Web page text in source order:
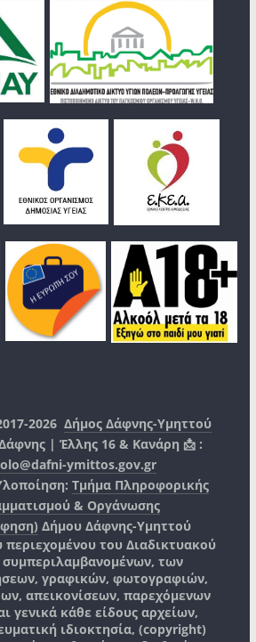
2026Δήμος Δάφνης-Υμηττού
| Έλλης 16 & Κανάρη 📩 :
ymittos.gov.gr
Τμήμα Πληροφορικής
& Οργάνωσης
Δήμου Δάφνης-Υμηττού
περιεχομένου του Διαδικτυακού
των
γραφικών, φωτογραφιών,
απεικονίσεων, παρεχόμενων
γενικά κάθε είδους αρχείων,
ιδιοκτησία, (copyright)